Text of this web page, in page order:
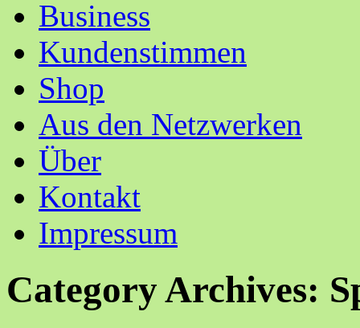
Business
Kundenstimmen
Shop
Aus den Netzwerken
Über
Kontakt
Impressum
Category Archives: